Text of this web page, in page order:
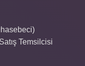
Temsilcisi